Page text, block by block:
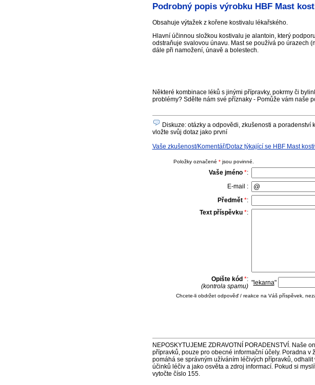
Podrobný popis výrobku HBF Mast
Obsahuje výtažek z kořene kostivalu lékařského.
Hlavní účinnou složkou kostivalu je alantoin, který
odstraňuje svalovou únavu. Mast se používá po úrazech
dále při namožení, únavě a bolestech.
Některé kombinace léků s jinými přípravky, pokrmy či
problémy? Sdělte nám své příznaky - Pomůže vám naše
Diskuze: otázky a odpovědi, zkušenosti a
vložte svůj dotaz jako první
Vaše zkušenost/Komentář/Dotaz týkající se HBF Mast
Položky označené *jsou povinné.
Vaše jméno *:
E-mail :
Předmět *:
Text příspěvku *:
Opište kód *:
(kontrola spamu) "lekarna"
Chcete-li obdržet odpověď / reakce na Váš příspěvek,
NEPOSKYTUJEME ZDRAVOTNÍ PORADENSTVÍ. Naše
přípravků, pouze pro obecné informační účely. Poradna
pomáhá se správným užíváním léčivých přípravků,
účinků léčiv a jako osvěta a zdroj informací. Pokud si
vytočte číslo 155.